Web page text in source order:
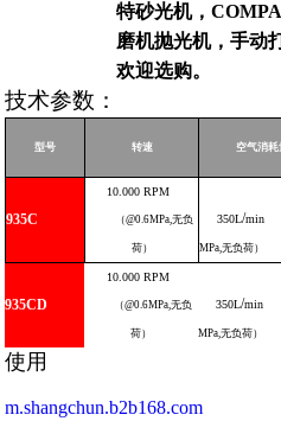
特砂光机，
磨机抛光机，手动
欢迎选购。
技术参数：
型号 转速 空气消耗
935C
10.000RPM
（@0.6MPa,无负
荷）
350L/min
MPa,无负荷）
935CD
10.000 RPM
（@0.6MPa,无负
荷）
350L/min
MPa,无负荷）
使用
m.shangchun.b2b168.com